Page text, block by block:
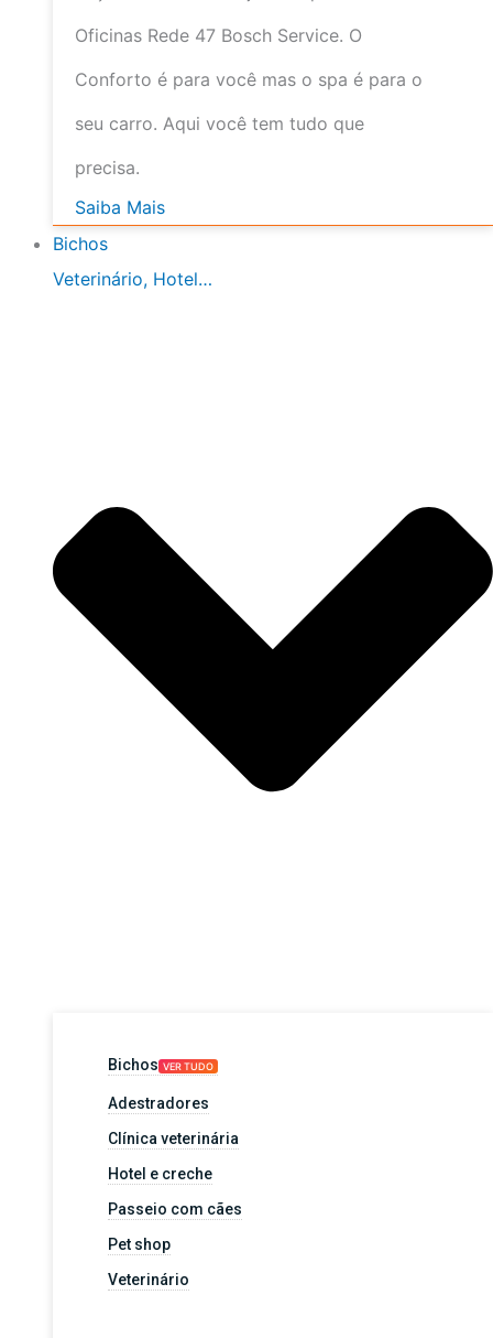
Oficinas Rede 47 Bosch Service. O
Conforto é para você mas o spa é para o
seu carro. Aqui você tem tudo que
precisa.
Saiba Mais
Bichos
Veterinário, Hotel…
Bichos VER TUDO
Adestradores
Clínica veterinária
Hotel e creche
Passeio com cães
Pet shop
Veterinário